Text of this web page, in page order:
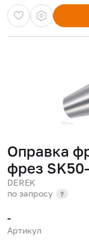
Оправка
фрез
DEREK
по запросу
?
-
Артикул